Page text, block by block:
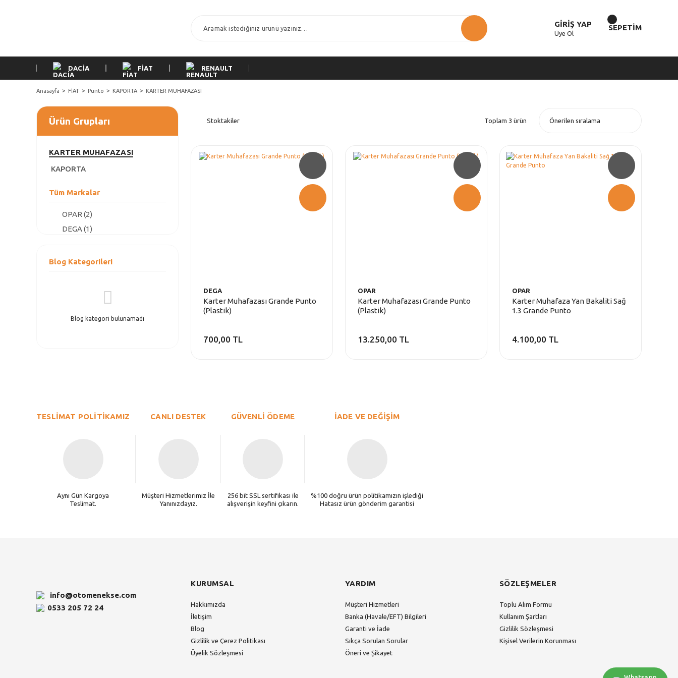
GİRİŞ YAP
Üye Ol
SEPETİM
DACİA FİAT RENAULT
Anasayfa FİAT Punto KAPORTA KARTER MUHAFAZASI
Ürün Grupları
KARTER MUHAFAZASI
KAPORTA
Tüm Markalar
OPAR (2)
DEGA (1)
Blog Kategorileri
Blog kategori bulunamadı
Stoktakiler Toplam 3 ürün
DEGA
Karter Muhafazası Grande Punto
(Plastik)
700,00 TL
OPAR
Karter Muhafazası Grande Punto
(Plastik)
13.250,00 TL
OPAR
Karter Muhafaza Yan Bakaliti Sağ
1.3 Grande Punto
4.100,00 TL
TESLİMAT POLİTİKAMIZ
Aynı Gün Kargoya
Teslimat.
CANLI DESTEK
Müşteri Hizmetlerimiz İle
Yanınızdayız.
GÜVENLİ ÖDEME
256 bit SSL sertifikası ile
alışverişin keyfini çıkarın.
İADE VE DEĞİŞİM
%100 doğru ürün politikamızın işlediği
Hatasız ürün gönderim garantisi
info@otomenekse.com
0533 205 72 24
KURUMSAL
Hakkımızda
İletişim
Blog
Gizlilik ve Çerez Politikası
Üyelik Sözleşmesi
YARDIM
Müşteri Hizmetleri
Banka (Havale/EFT) Bilgileri
Garanti ve İade
Sıkça Sorulan Sorular
Öneri ve Şikayet
SÖZLEŞMELER
Toplu Alım Formu
Kullanım Şartları
Gizlilik Sözleşmesi
Kişisel Verilerin Korunması